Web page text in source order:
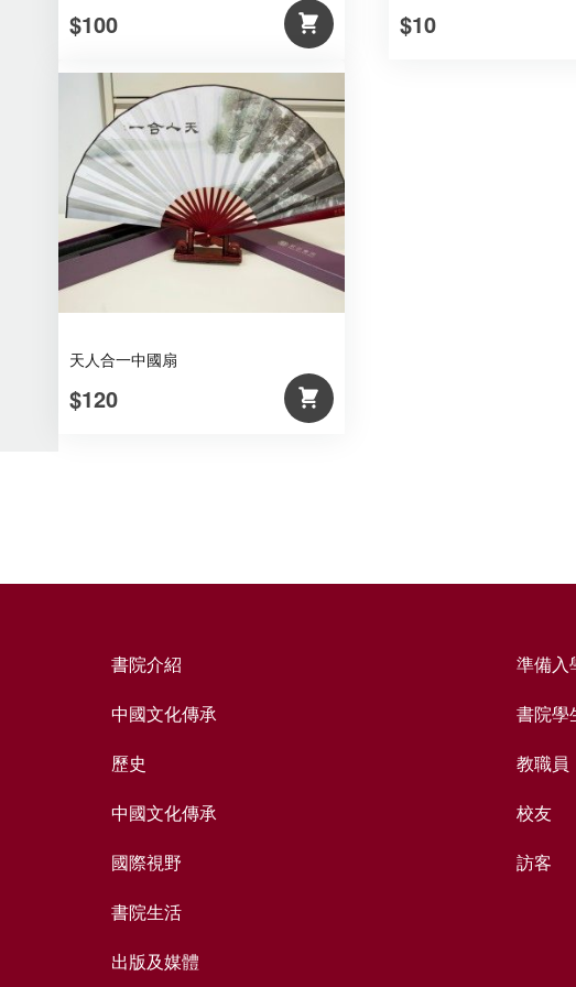
$100 $10
天人合一中國扇
$120
書院介紹
中國文化傳承
歷史
中國文化傳承
國際視野
書院生活
出版及媒體
準備入
書院學
教職員
校友
訪客